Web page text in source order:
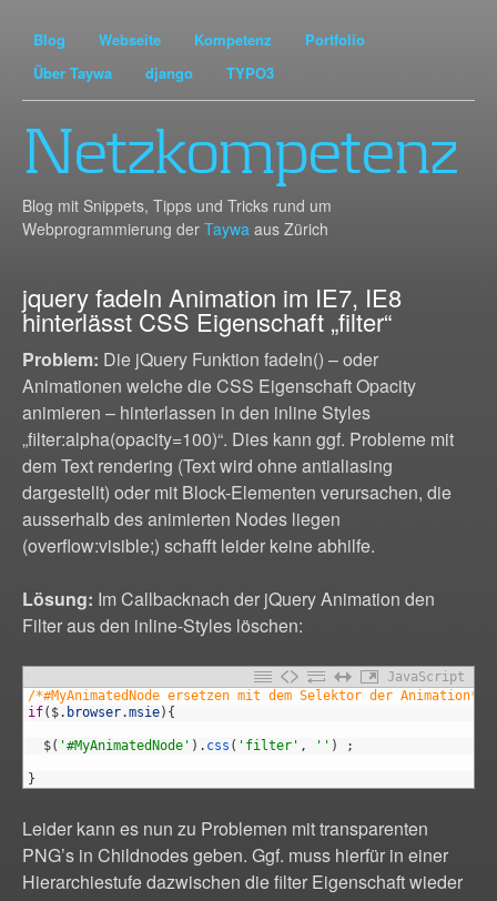
Blog Webseite Kompetenz
Portfolio
Über Taywa
django TYPO3
Netzkompetenz
Blog mit Snippets, Tipps und Tricks rund um
Webprogrammierung der Taywa aus Zürich
jquery fadeIn Animation im IE7, IE8
hinterlässt CSS Eigenschaft „filter“
Problem: Die jQuery Funktion fadeIn() – oder
Animationen welche die CSS Eigenschaft Opacity
animieren – hinterlassen in den inline Styles
„filter:alpha(opacity=100)“. Dies kann ggf. Probleme mit
dem Text rendering (Text wird ohne antialiasing
dargestellt) oder mit Block-Elementen verursachen, die
ausserhalb des animierten Nodes liegen
(overflow:visible;) schafft leider keine abhilfe.
Lösung: Im Callbacknach der jQuery Animation den
Filter aus den inline-Styles löschen:
JavaScript
/*#MyAnimatedNode ersetzen mit dem Selektor der Animation*/
if( $. browser.msie) {
$( '#MyAnimatedNode' ) . css ( 'filter' , '' ) ;
}
Leider kann es nun zu Problemen mit transparenten
PNG’s in Childnodes geben. Ggf. muss hierfür in einer
Hierarchiestufe dazwischen die filter Eigenschaft wieder